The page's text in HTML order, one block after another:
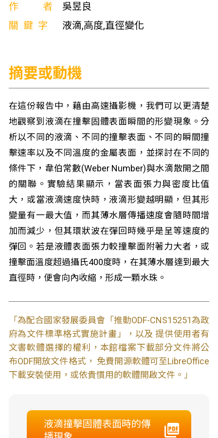
作者
吳昱良
關鍵字
液滴,高度,直徑變化
摘要或動機
在這份報告中，藉由高速攝影機，我們可以更清楚
地觀察到液滴在撞擊固體表面瞬間的形變現象。分
析以不同的液滴、不同的撞擊表面、不同的瞬間撞
擊速率以及不同溫度的金屬表面，並探討在不同的
條件下，韋伯常數(Weber Number)與水滴散開之間
的關聯。實驗結果顯示，當表面張力與密度比值
大，或當液滴速度快時，液滴形變越明顯，但其形
變量有一最大值，而其薄水層傳播速度會隨時間增
加而減少，但其環狀波在彈回時幾乎是呈等速度的
彈回。若是液體表面張力較撞擊面附著力大者，或
撞擊面溫度超過攝氏400度時，在其薄水層達到最大
直徑時，便會向內收縮，形成一顆水珠。
「為配合國家發展委員會「推動ODF-CNS15251為政
府為文件標準格式實施計畫」，以及 提供使用者有
文書軟體選擇的權利，本館檔案下載部分文件將公
布ODF開放文件格式， 免費開源軟體可至LibreOffice
下載安裝使用，或依貴慣用的軟體開啟文件。」
液滴撞擊固體表面時的傳